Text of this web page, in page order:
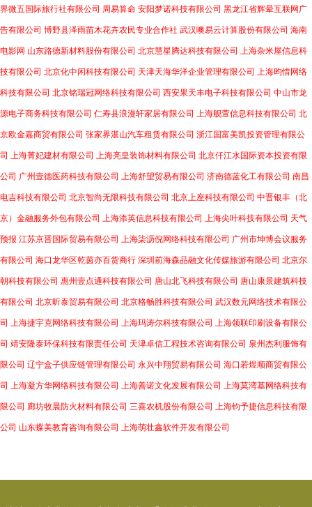
界微五国际旅行社有限公司 周易算命 安阳梦诺科技有限公司 黑龙江省辉晕互联网广
告有限公司 博野县泽雨苗木花卉农民专业合作社 武汉噢易云计算股份有限公司 海南
电影网 山东路德新材料股份有限公司 北京慧星腾达科技有限公司 上海杂米屋信息科
技有限公司 北京化中闲科技有限公司 天津天海华洋企业管理有限公司 上海昀惜网络
科技有限公司 北京铭瑞冠网络科技有限公司 西安果天丰电子科技有限公司 中山市龙
源电子商务科技有限公司 仁寿县浪漫轩家居有限公司 上海舰萱信息科技有限公司 北
京欧金嘉商贸有限公司 张家界湛山汽车租赁有限公司 浙江国富美凯投资管理有限公
司 上海菁妃建材有限公司 上海亮皇装饰材料有限公司 北京仟江水国际资本投资有限
公司 广州壹德医药科技有限公司 上海舒望贸易有限公司 济南德蓝化工有限公司 南昌
电吉科技有限公司 北京智尚无限科技有限公司 北京上座科技有限公司 中晋银丰（北
京）金融服务外包有限公司 上海添英信息科技有限公司 上海尖叶科技有限公司 天气
预报 江苏京晋国际贸易有限公司 上海柒沥倪网络科技有限公司 广州市坤博会议服务
有限公司 海口龙华区乾茵亦百货商行 深圳前海森品融文化传媒旅游有限公司 北京尔
朝科技有限公司 惠州壹点通科技有限公司 唐山北飞科技有限公司 唐山康景建筑科技
有限公司 北京昕泰贸易有限公司 北京格畅胜科技有限公司 武汉数元网络技术有限公
司 上海捷宇克网络科技有限公司 上海玛涛尔科技有限公司 上海领联印刷设备有限公
司 靖安隆泰环保科技有限责任公司 天津卓信工程技术咨询有限公司 泉州杰利服饰有
限公司 辽宁盒子供应链管理有限公司 永兴中翔贸易有限公司 海口若煜顺商贸有限公
司 上海凝方华网络科技有限公司 上海善诺文化发展有限公司 上海莫湾基网络科技有
限公司 廊坊牧晨防火材料有限公司 三喜农机股份有限公司 上海钧予捷信息科技有限
公司 山东蝶美教育咨询有限公司 上海萌壮鑫软件开发有限公司